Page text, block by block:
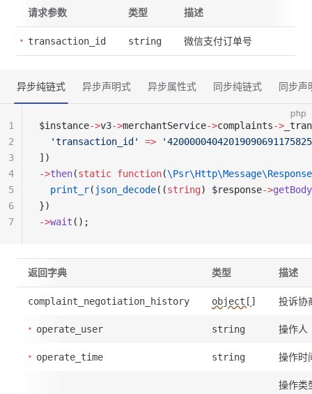
请求参数 类型 描述
transaction_id string 微信支付订单号
异步纯链式 异步声明式 异步属性式 同步纯链式 同步声
php
$instance->v3->merchantService->complaints->
  'transaction_id'
=>
])
->then(static function(
  print_r
( json_decode((string) $response->getBody
})
->wait ();
1
2
3
4
5
6
7
返回字典 类型 描述
complaint_negotiation_history object[] 投诉协
operate_user string 操作人
operate_time string 操作时
操作类